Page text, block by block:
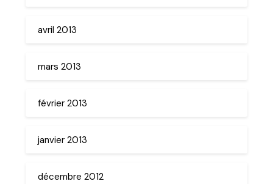
avril 2013
mars 2013
février 2013
janvier 2013
décembre 2012